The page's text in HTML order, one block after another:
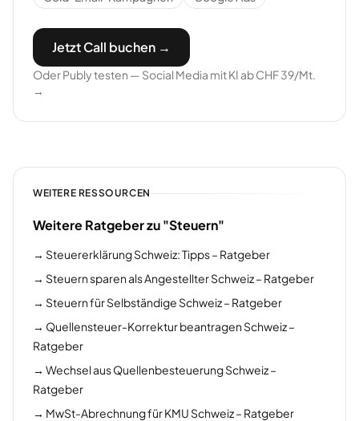
Jetzt Call buchen →
Oder Publy testen — Social Media mit KI ab CHF 39/Mt.
→
WEITERE RESSOURCEN
Weitere Ratgeber zu "Steuern"
→ Steuererklärung Schweiz: Tipps – Ratgeber
→ Steuern sparen als Angestellter Schweiz – Ratgeber
→ Steuern für Selbständige Schweiz – Ratgeber
→ Quellensteuer-Korrektur beantragen Schweiz –
Ratgeber
→ Wechsel aus Quellenbesteuerung Schweiz –
Ratgeber
→ MwSt-Abrechnung für KMU Schweiz – Ratgeber